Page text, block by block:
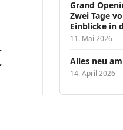
Grand
Zwei Tage
Einblicke in
11. Mai 2026
Alles neu
14. April 2026